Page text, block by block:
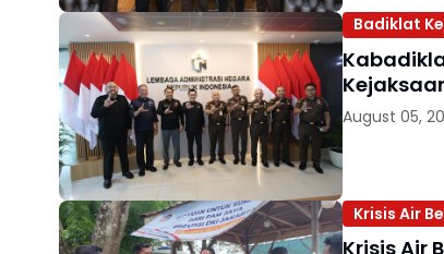
Badiklat
August 05,
Krisis Air
Krisis Air